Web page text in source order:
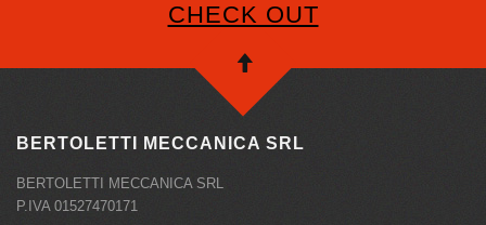
CHECK OUT
BERTOLETTI MECCANICA SRL
BERTOLETTI MECCANICA SRL
P.IVA 01527470171